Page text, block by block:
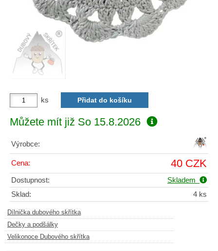
ks
Můžete mít již So 15.8.2026
Výrobce:
Cena: 40 CZK
Dostupnost:
Skladem
Sklad:
4 ks
Dílnička dubového skřítka
Dečky a podšálky
Velikonoce Dubového skřítka